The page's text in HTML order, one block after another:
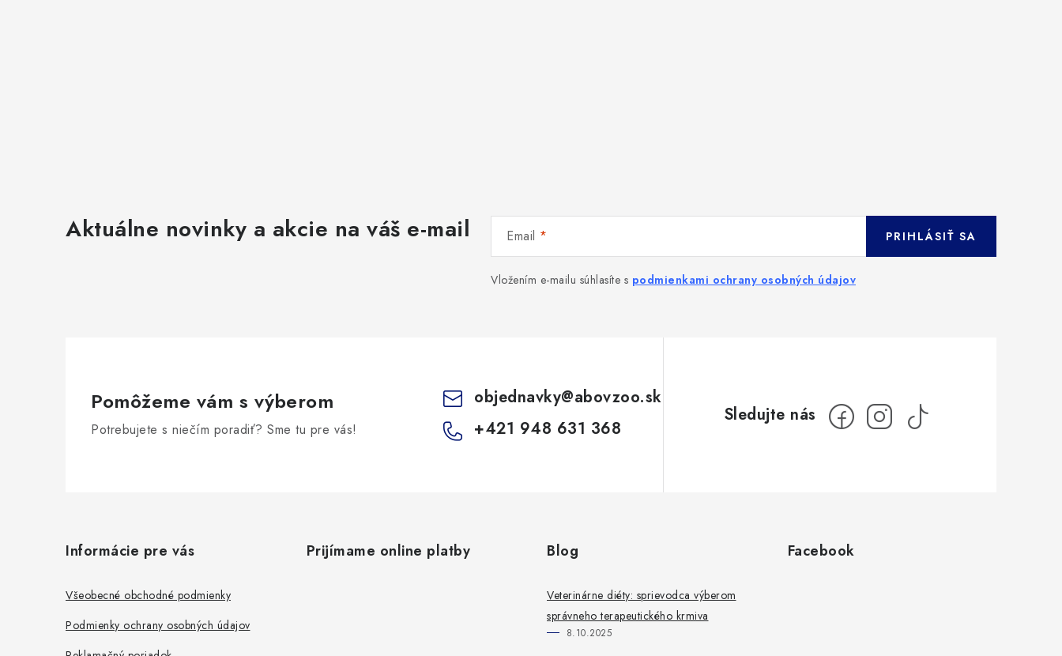
Aktuálne novinky a akcie na váš e-mail Email
Vložením e-mailu súhlasíte s podmienkami ochrany osobných údajov
PRIHLÁSIŤ SA
Pomôžeme vám s výberom
Potrebujete s niečím poradiť? Sme tu pre vás!
objednavky@abovzoo.sk
+421 948 631 368
Informácie pre vás
Všeobecné obchodné podmienky
Podmienky ochrany osobných údajov
Prijímame online platby Blog
Veterinárne diéty: sprievodca výberom
správneho terapeutického krmiva
8.10.2025
Facebook